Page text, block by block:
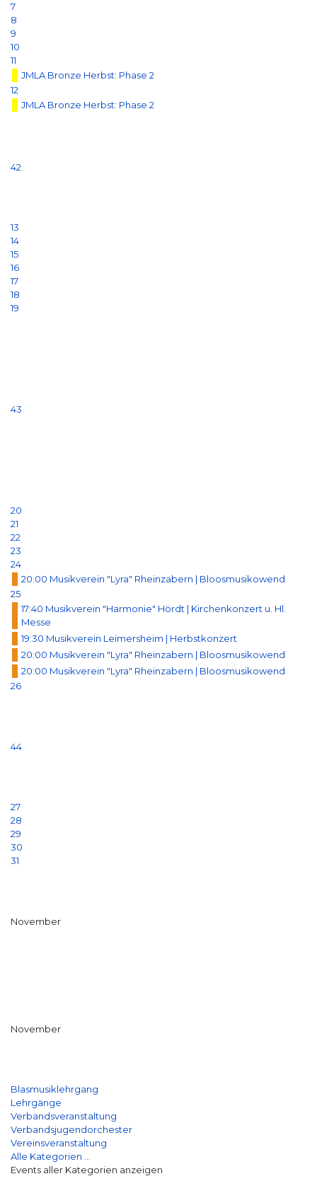
7
8
9
10
11
JMLA Bronze Herbst: Phase 2
12
JMLA Bronze Herbst: Phase 2
42
13
14
15
16
17
18
19
43
20
21
22
23
24
20:00 Musikverein "Lyra" Rheinzabern | Bloosmusikowend
25
17:40 Musikverein "Harmonie" Hördt | Kirchenkonzert u. Hl.
Messe
19:30 Musikverein Leimersheim | Herbstkonzert
20:00 Musikverein "Lyra" Rheinzabern | Bloosmusikowend
20:00 Musikverein "Lyra" Rheinzabern | Bloosmusikowend
26
44
27
28
29
30
31
November
November
Blasmusiklehrgang
Lehrgänge
Verbandsveranstaltung
Verbandsjugendorchester
Vereinsveranstaltung
Alle Kategorien ...
Events aller Kategorien anzeigen